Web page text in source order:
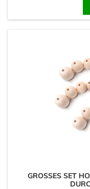
GROSSES SET